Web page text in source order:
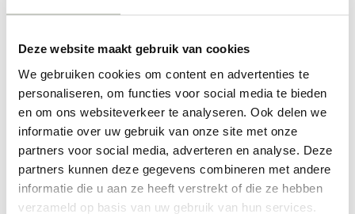
Deze website maakt gebruik van cookies
We gebruiken cookies om content en advertenties te
personaliseren, om functies voor social media te bieden
en om ons websiteverkeer te analyseren. Ook delen we
informatie over uw gebruik van onze site met onze
partners voor social media, adverteren en analyse. Deze
partners kunnen deze gegevens combineren met andere
informatie die u aan ze heeft verstrekt of die ze hebben
verzameld op basis van uw gebruik van hun services.
FILTER
KEINE PRODUKTE GEFUNDEN!
WEITER EINKAUFEN